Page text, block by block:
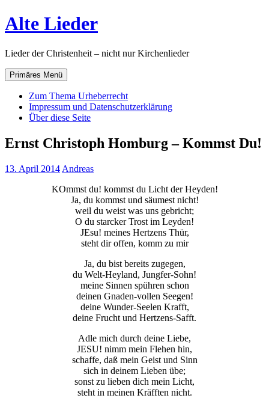
Zum
Inhalt
Alte Lieder
Lieder der Christenheit – nicht nur Kirchenlieder
Primäres Menü
Zum Thema Urheberrecht
Impressum und Datenschutzerklärung
Über diese Seite
Ernst Christoph Homburg – Kommst Du!
13. April 2014 Andreas
KOmmst du! kommst du Licht der Heyden!
Ja, du kommst und säumest nicht!
weil du weist was uns gebricht;
O du starcker Trost im Leyden!
JEsu! meines Hertzens Thür,
steht dir offen, komm zu mir
Ja, du bist bereits zugegen,
du Welt-Heyland, Jungfer-Sohn!
meine Sinnen spühren schon
deinen Gnaden-vollen Seegen!
deine Wunder-Seelen Krafft,
deine Frucht und Hertzens-Safft.
Adle mich durch deine Liebe,
JESU! nimm mein Flehen hin,
schaffe, daß mein Geist und Sinn
sich in deinem Lieben übe;
sonst zu lieben dich mein Licht,
steht in meinen Kräfften nicht.